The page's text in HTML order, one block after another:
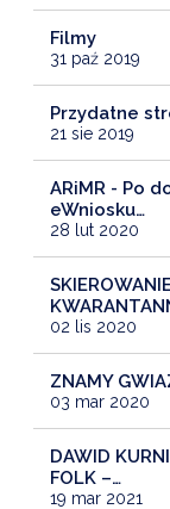
Filmy
31 paź 2019
Przydatne
21 sie 2019
ARiMR - Po
eWniosku…
28 lut 2020
02 lis 2020
ZNAMY
03 mar 2020
DAWID
FOLK –…
19 mar 2021